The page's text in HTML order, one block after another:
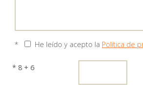
* He leído y acepto la Política de
* 8 + 6